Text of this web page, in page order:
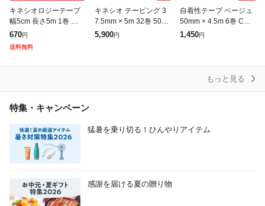
キネシオロジーテープ
幅5cm 長さ5m 1巻 ベー
ジュ スポーツ テーピン
グ 撥水 伸縮 キネシオ
テープ キネシオ テーピ
670円
送料無料
キネシオ テーピング 3
7.5mm × 5m 32巻 50m
m × 5m 24巻 75mm × 5
5,900円
自着性テープ ベージュ
50mm × 4.5m 6巻 C&G
自着性伸縮テープ テー
1,450円
もっと見る
特集・キャンペーン
猛暑を乗り切る！ひんやりアイテム
感謝を届ける夏の贈り物